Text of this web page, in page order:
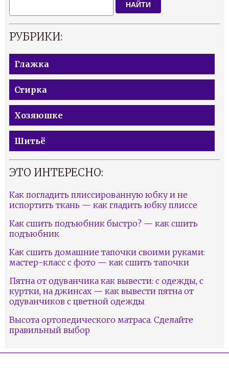
НАЙТИ
РУБРИКИ:
Глажка
Стирка
Хозяюшке
Шитьё
ЭТО ИНТЕРЕСНО:
Как погладить плиссированную юбку и не
испортить ткань — как гладить юбку плиссе
Как сшить подъюбник быстро? — как сшить
подъюбник
Как сшить домашние тапочки своими руками:
мастер-класс с фото — как сшить тапочки
Пятна от одуванчика как вывести: с одежды, с
куртки, на джинсах — как вывести пятна от
одуванчиков с цветной одежды
Высота ортопедического матраса. Сделайте
правильный выбор